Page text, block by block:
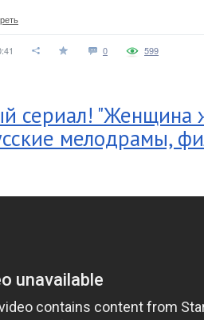
0 599
сериал! "Женщина
мелодрамы,